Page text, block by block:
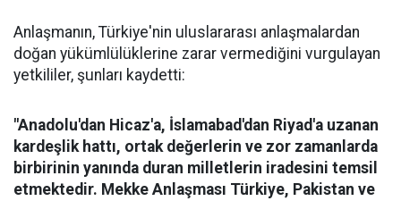
Anlaşmanın, Türkiye'nin uluslararası anlaşmalardan
doğan yükümlülüklerine zarar vermediğini vurgulayan
yetkililer, şunları kaydetti:
"Anadolu'dan Hicaz'a, İslamabad'dan Riyad'a uzanan
kardeşlik hattı, ortak değerlerin ve zor zamanlarda
birbirinin yanında duran milletlerin iradesini temsil
etmektedir. Mekke Anlaşması Türkiye, Pakistan ve